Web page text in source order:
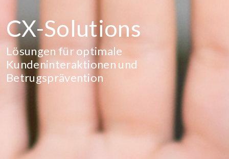
CX-Solutions
Lösungen für optimale
Kundeninteraktionen und
Betrugsprävention